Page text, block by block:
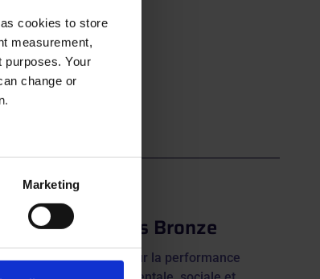
cookies to store
measurement,
purposes. Your
change or
combine it with
Marketing
Ecovadis Bronze
Engagés pour la performance